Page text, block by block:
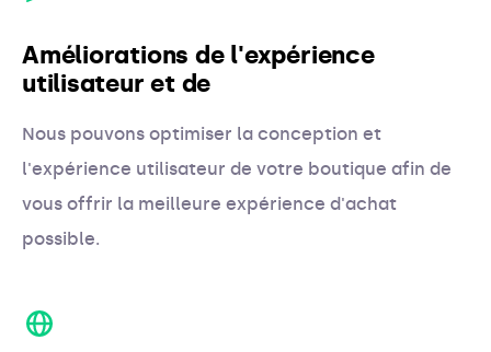
Améliorations de l'expérience
utilisateur et de
Nous pouvons optimiser la conception et
l'expérience utilisateur de votre boutique afin de
vous offrir la meilleure expérience d'achat
possible.